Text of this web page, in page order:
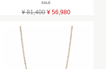
SALE
¥ 81,400 ¥ 56,980